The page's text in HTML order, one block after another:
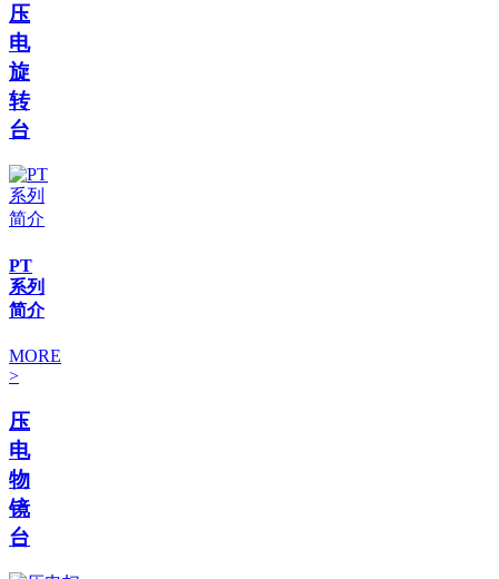
压
电
旋
转
台
PT
系列
简介
MORE
>
压
电
物
镜
台